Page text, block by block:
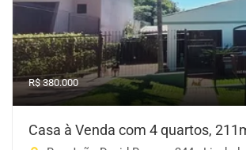
R$ 380.000
Casa à Venda com 4 quartos,